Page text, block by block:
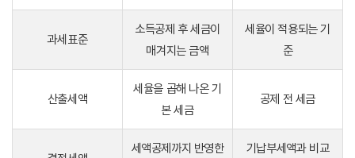
과세표준
소득공제 후 세금이
매겨지는 금액
세율이 적용되는 기
준
산출세액
세율을 곱해 나온 기
본 세금
공제 전 세금
세액공제까지 반영한 기납부세액과 비교